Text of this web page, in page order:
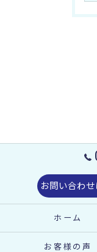
お問い合わせ
ホーム
お客様の声